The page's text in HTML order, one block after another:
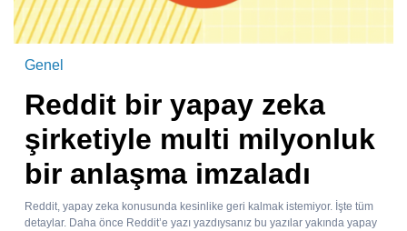
Genel
Reddit bir yapay zeka
şirketiyle multi milyonluk
bir anlaşma imzaladı
Reddit, yapay zeka konusunda kesinlike geri kalmak istemiyor. İşte tüm
detaylar. Daha önce Reddit’e yazı yazdıysanız bu yazılar yakında yapay